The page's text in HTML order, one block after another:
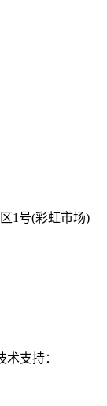
1号(彩虹市场)
支持：